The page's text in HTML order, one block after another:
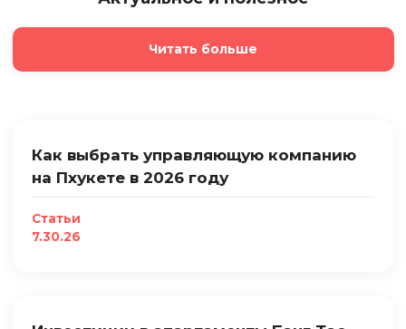
Читать больше
Как выбрать управляющую компанию
на Пхукете в 2026 году
Статьи
7.30.26